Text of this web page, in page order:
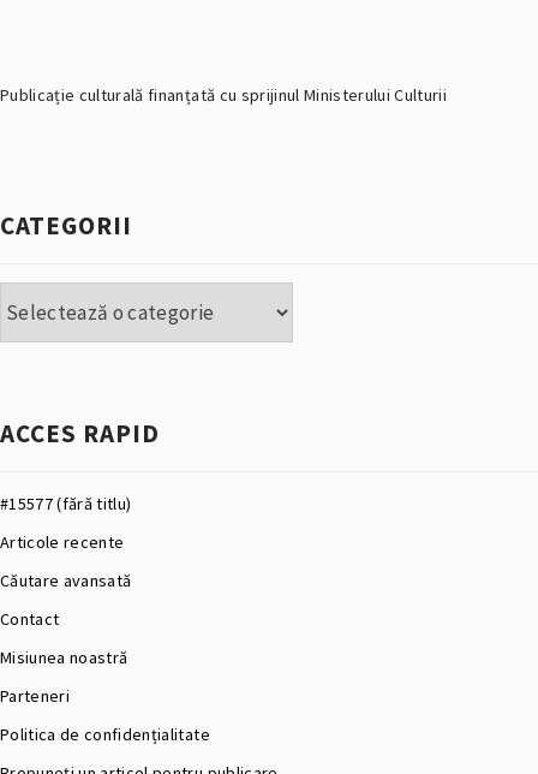
Publicație culturală finanțată cu sprijinul Ministerului Culturii
CATEGORII
ACCES RAPID
#15577 (fără titlu)
Articole recente
Căutare avansată
Contact
Misiunea noastră
Parteneri
Politica de confidențialitate